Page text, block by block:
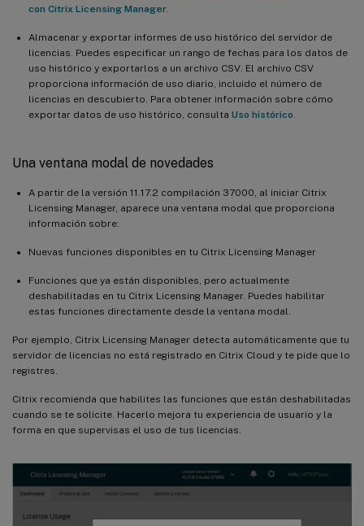
con Citrix Licensing Manager.
Almacenar y exportar informes de uso histórico del servidor de
licencias. Puedes especificar un rango de fechas para los datos de
uso histórico y exportarlos a un archivo CSV. El archivo CSV
proporciona información de uso diario, incluido el número de
licencias en descubierto. Para obtener información sobre cómo
exportar datos de uso histórico, consulta Uso histórico.
Una ventana modal de novedades
A partir de la versión 11.17.2 compilación 37000, al iniciar Citrix
Licensing Manager, aparece una ventana modal que proporciona
información sobre:
Nuevas funciones disponibles en tu Citrix Licensing Manager
Funciones que ya están disponibles, pero actualmente
deshabilitadas en tu Citrix Licensing Manager. Puedes habilitar
estas funciones directamente desde la ventana modal.
Por ejemplo, Citrix Licensing Manager detecta automáticamente que tu
servidor de licencias no está registrado en Citrix Cloud y te pide que lo
registres.
Citrix recomienda que habilites las funciones que están deshabilitadas
cuando se te solicite. Hacerlo mejora tu experiencia de usuario y la
forma en que supervisas el uso de tus licencias.